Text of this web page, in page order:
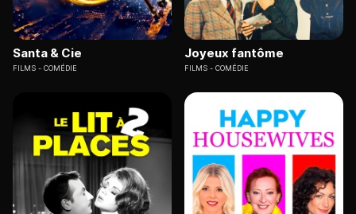
Santa & Cie
FILMS COMÉDIE
Joyeux fantôme
FILMS COMÉDIE